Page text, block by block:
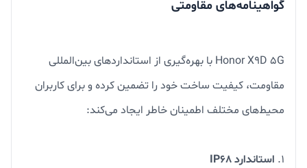
گواهینامه‌های مقاومتی
Honor X9D 5G با بهره‌گیری از استانداردهای بین‌المللی
مقاومت، کیفیت ساخت خود را تضمین کرده و برای کاربران
محیط‌های مختلف اطمینان خاطر ایجاد می‌کند:
استاندارد IP68